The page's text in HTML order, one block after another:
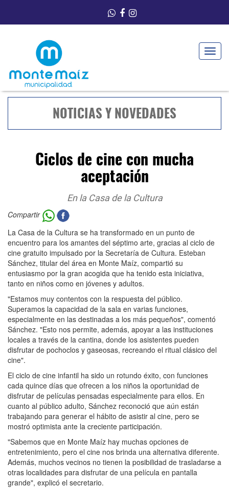
Toggle
NOTICIAS Y NOVEDADES
Ciclos de cine con mucha
aceptación
En la Casa de la Cultura
Compartir
La Casa de la Cultura se ha transformado en un punto de
encuentro para los amantes del séptimo arte, gracias al ciclo de
cine gratuito impulsado por la Secretaría de Cultura. Esteban
Sánchez, titular del área en Monte Maíz, compartió su
entusiasmo por la gran acogida que ha tenido esta iniciativa,
tanto en niños como en jóvenes y adultos.
"Estamos muy contentos con la respuesta del público.
Superamos la capacidad de la sala en varias funciones,
especialmente en las destinadas a los más pequeños", comentó
Sánchez. "Esto nos permite, además, apoyar a las instituciones
locales a través de la cantina, donde los asistentes pueden
disfrutar de pochoclos y gaseosas, recreando el ritual clásico del
cine".
El ciclo de cine infantil ha sido un rotundo éxito, con funciones
cada quince días que ofrecen a los niños la oportunidad de
disfrutar de películas pensadas especialmente para ellos. En
cuanto al público adulto, Sánchez reconoció que aún están
trabajando para generar el hábito de asistir al cine, pero se
mostró optimista ante la creciente participación.
"Sabemos que en Monte Maíz hay muchas opciones de
entretenimiento, pero el cine nos brinda una alternativa diferente.
Además, muchos vecinos no tienen la posibilidad de trasladarse a
otras localidades para disfrutar de una película en pantalla
grande", explicó el secretario.